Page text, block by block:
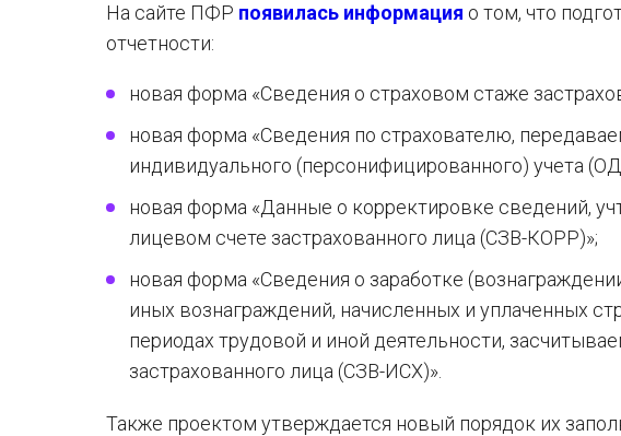
На сайте ПФР появилась информация о том, что
отчетности:
новая форма «Сведения о страховом стаже
новая форма «Сведения по страхователю,
индивидуального (персонифицированного) учета
новая форма «Данные о корректировке сведений,
лицевом счете застрахованного лица (СЗВ-КОРР)»;
новая форма «Сведения о заработке
иных вознаграждений, начисленных и уплаченных
периодах трудовой и иной деятельности,
застрахованного лица (СЗВ-ИСХ)».
Также проектом утверждается новый порядок их